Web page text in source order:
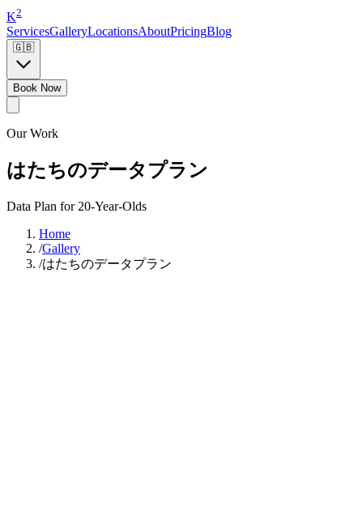
K2
ServicesGalleryLocationsAboutPricingBlog
🇬🇧
Book Now
Our Work
はたちのデータプラン
Data Plan for 20-Year-Olds
Home
/Gallery
/はたちのデータプラン